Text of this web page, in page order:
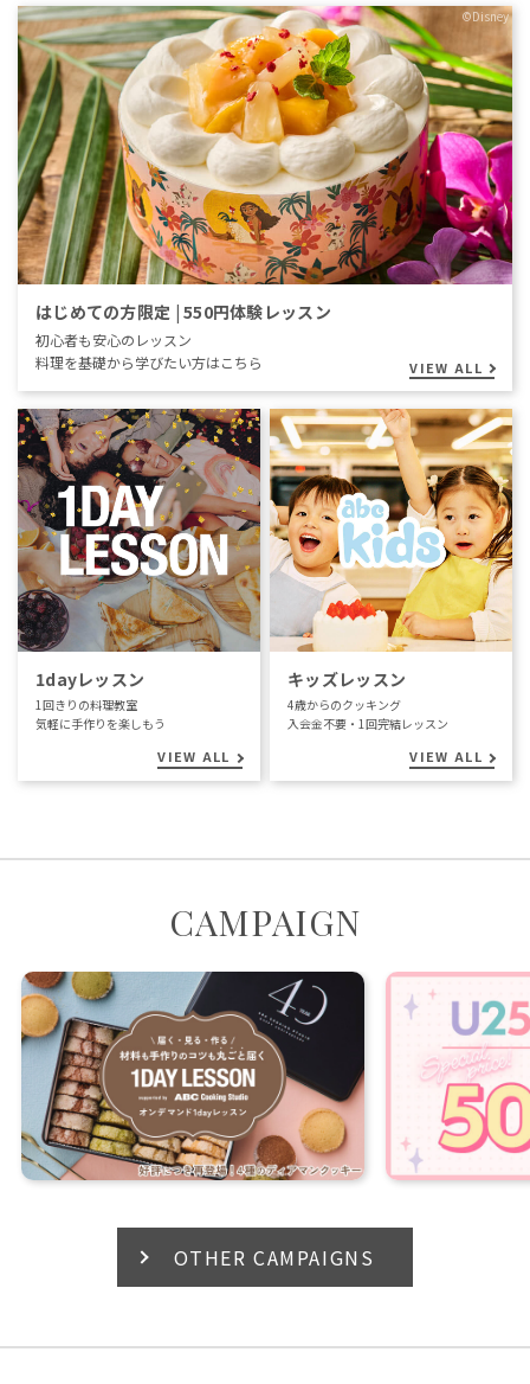
©Disney
はじめての方限定 | 550円体験レッスン
初心者も安心のレッスン
料理を基礎から学びたい方はこちら
VIEW ALL
1dayレッスン
1回きりの料理教室
気軽に手作りを楽しもう
VIEW ALL
キッズレッスン
4歳からのクッキング
入会金不要・1回完結レッスン
VIEW ALL
CAMPAIGN
OTHER CAMPAIGNS